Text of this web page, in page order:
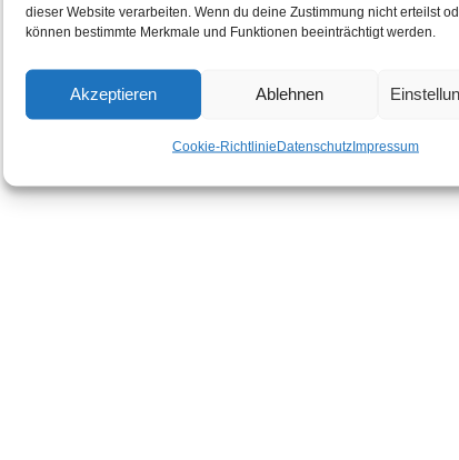
dieser Website verarbeiten. Wenn du deine Zustimmung nicht erteilst
können bestimmte Merkmale und Funktionen beeinträchtigt werden.
Akzeptieren Ablehnen
Cookie-RichtlinieDatenschutzImpressum